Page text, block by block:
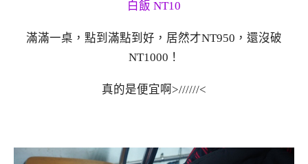
白飯 NT10
滿滿一桌，點到滿點到好，居然才NT950，還沒破
NT1000！
真的是便宜啊>//////<